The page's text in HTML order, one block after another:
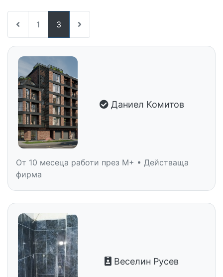
1 3
Даниел Комитов
От 10 месеца работи през M+ • Действаща
фирма
Веселин Русев